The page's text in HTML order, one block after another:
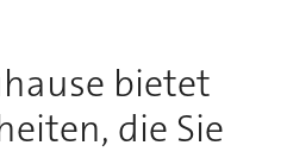
bietet
die Sie